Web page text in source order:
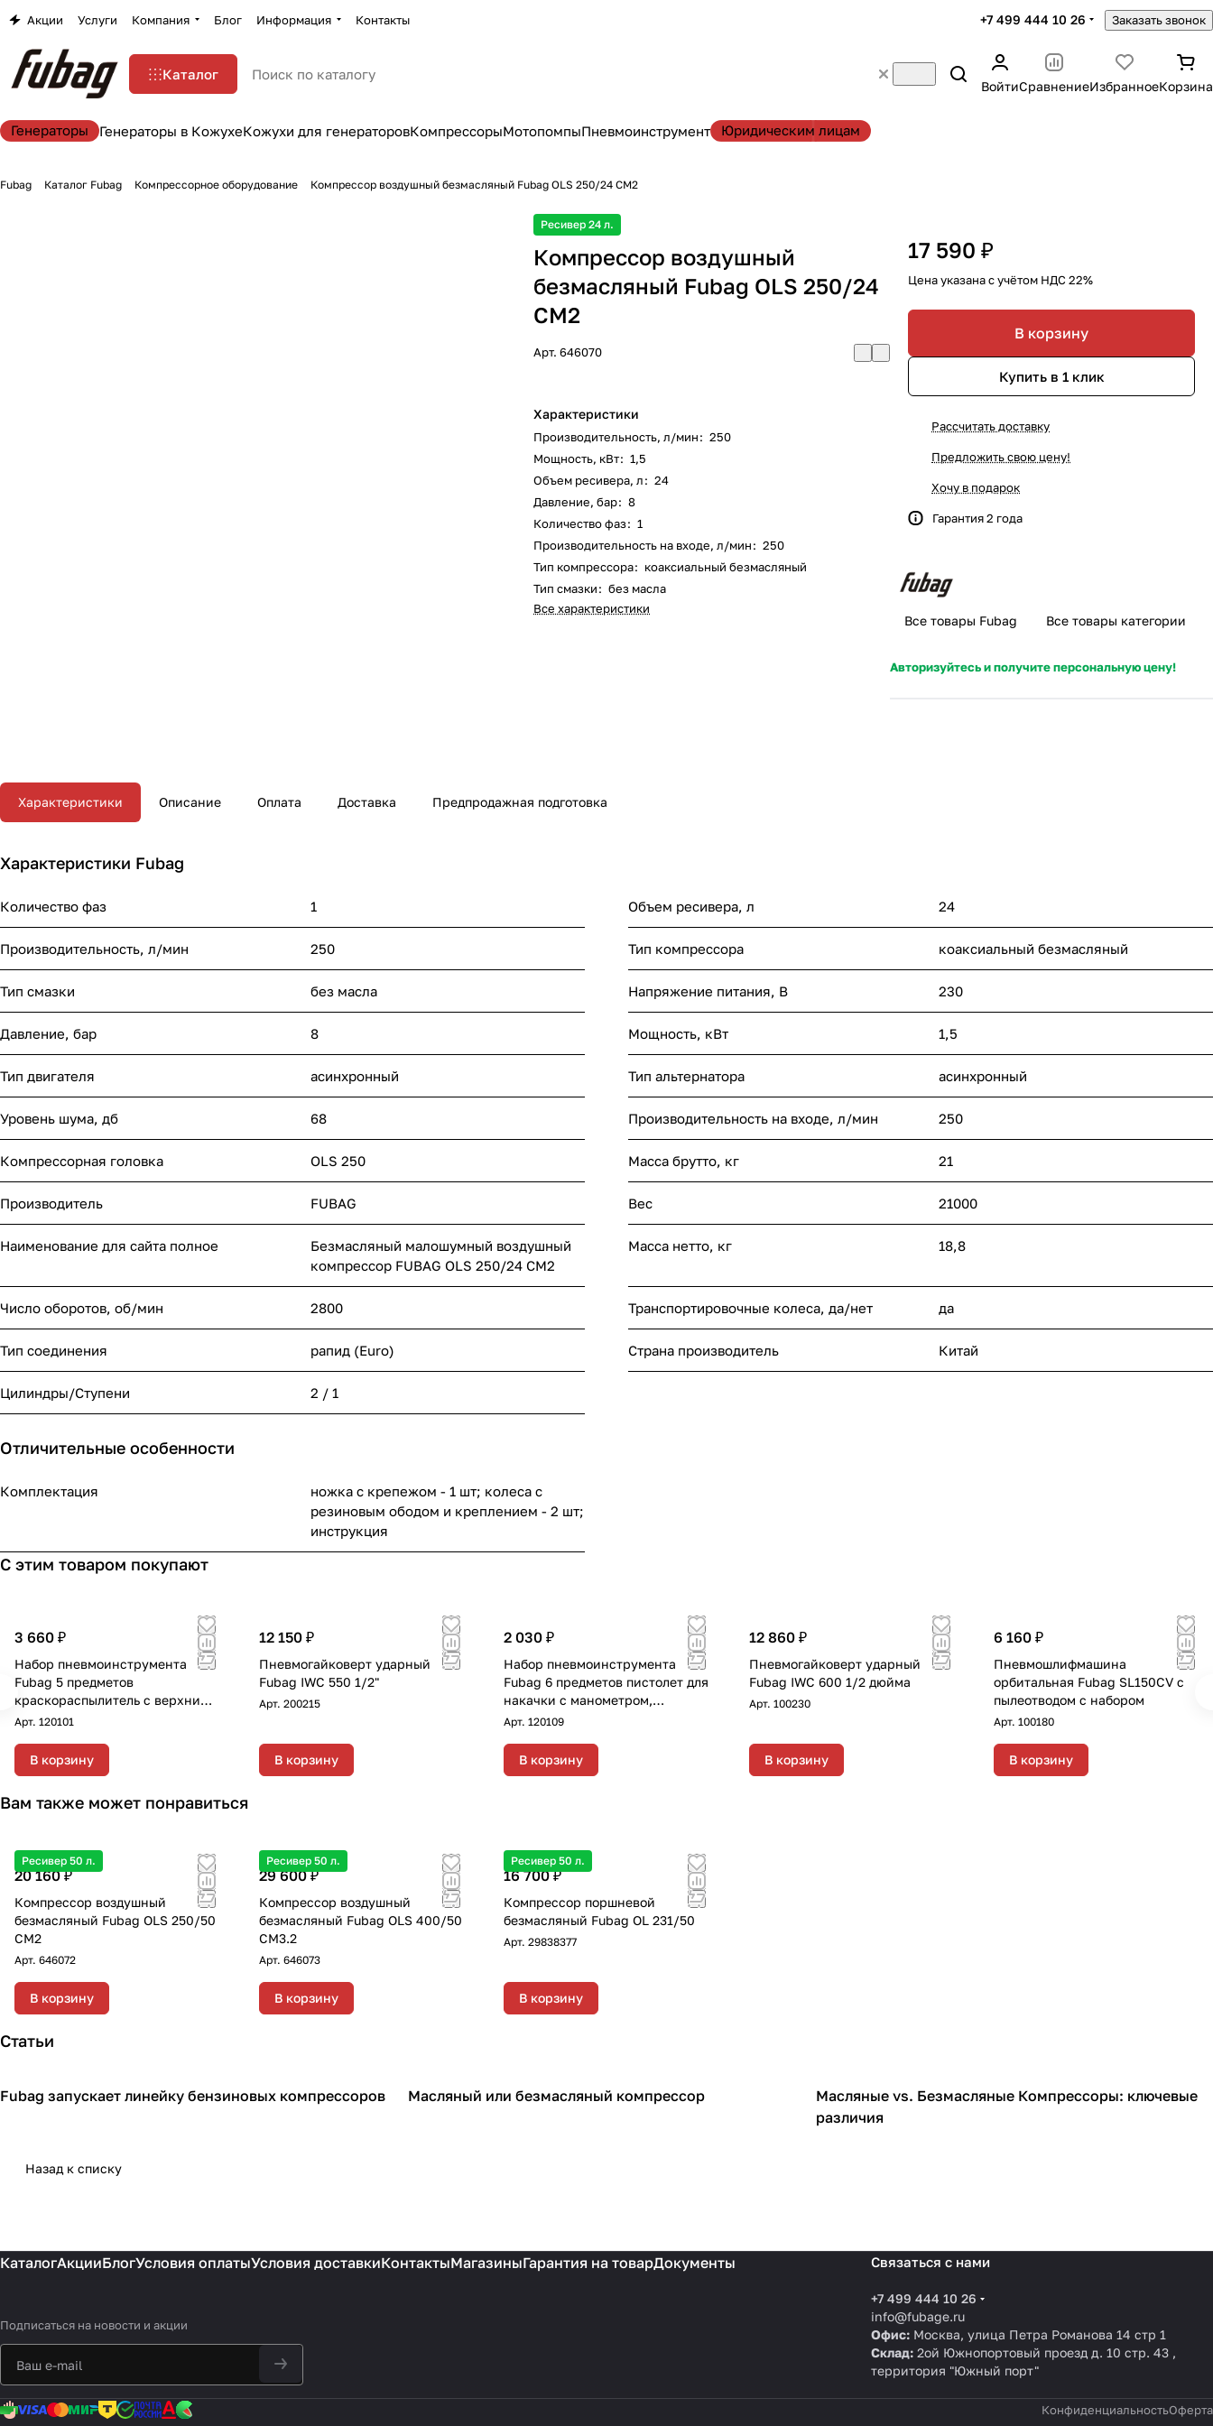
Акции Услуги Компания Блог Информация Контакты +7 499 444 10 26 Заказать звонок
Каталог
ВойтиСравнениеИзбранноеКорзина
Генераторы Генераторы в КожухеКожухи для генераторовКомпрессорыМотопомпыПневмоинструмент Юридическим лицам
Fubag Каталог Fubag Компрессорное оборудование Компрессор воздушный безмасляный Fubag OLS 250/24 CM2
Ресивер 24 л.
Компрессор воздушный
безмасляный Fubag OLS 250/24
CM2
Арт.646070
Характеристики
Производительность, л/мин: 250
Мощность, кВт: 1,5
Объем ресивера, л: 24
Давление, бар: 8
Количество фаз: 1
Производительность на входе, л/мин: 250
Тип компрессора: коаксиальный безмасляный
Тип смазки: без масла
Все характеристики
17 590 ₽
Цена указана с учётом НДС 22%
В корзину
Купить в 1 клик
Рассчитать доставку
Предложить свою цену!
Хочу в подарок
Гарантия 2 года
Все товары Fubag Все товары категории
Авторизуйтесь и получите персональную цену!
Характеристики Описание Оплата Доставка Предпродажная подготовка
Характеристики Fubag
Количество фаз 1 Объем ресивера, л 24
Производительность, л/мин 250 Тип компрессора коаксиальный безмасляный
Тип смазки без масла Напряжение питания, В 230
Давление, бар 8 Мощность, кВт 1,5
Тип двигателя асинхронный Тип альтернатора асинхронный
Уровень шума, дб 68 Производительность на входе, л/мин 250
Компрессорная головка OLS 250 Масса брутто, кг 21
Производитель FUBAG Вес 21000
Наименование для сайта полное
Безмасляный малошумный воздушный
компрессор FUBAG OLS 250/24 CM2
Масса нетто, кг 18,8
Число оборотов, об/мин 2800 Транспортировочные колеса, да/нет да
Тип соединения рапид (Euro) Страна производитель Китай
Цилиндры/Ступени 2 / 1
Отличительные особенности
Комплектация
ножка с крепежом - 1 шт; колеса с
резиновым ободом и креплением - 2 шт;
инструкция
С этим товаром покупают
3 660 ₽
Набор пневмоинструмента
Fubag 5 предметов
краскораспылитель с верхним
бачком
Арт. 120101
В корзину
12 150 ₽
Пневмогайковерт ударный
Fubag IWC 550 1/2"
Арт.200215
В корзину
2 030 ₽
Набор пневмоинструмента
Fubag 6 предметов пистолет для
накачки с манометром,
продувочный пистолет,
для накачки 3 шт
Арт.120109
В корзину
12 860 ₽
Пневмогайковерт ударный
Fubag IWC 600 1/2 дюйма
Арт. 100230
В корзину
6 160 ₽
Пневмошлифмашина
орбитальная Fubag SL150CV с
пылеотводом с набором
Арт. 100180
В корзину
Вам также может понравиться
Ресивер 50 л.
20 160 ₽
Компрессор воздушный
безмасляный Fubag OLS 250/50
CM2
Арт. 646072
В корзину
Ресивер 50 л.
29 600 ₽
Компрессор воздушный
безмасляный Fubag OLS 400/50
CM3.2
Арт.646073
В корзину
Ресивер 50 л.
16 700 ₽
Компрессор поршневой
безмасляный Fubag OL 231/50
Арт.29838377
В корзину
Статьи
Компрессоры
Fubag запускает линейку бензиновых компрессоров Компрессоры
Масляный или безмасляный компрессор Компрессоры
Масляные vs. Безмасляные Компрессоры: ключевые
различия
Назад к списку
КаталогАкцииБлогУсловия оплатыУсловия доставкиКонтактыМагазиныГарантия на товарДокументы
Подписаться на новости и акции
Связаться с нами
+7 499 444 10 26
info@fubage.ru
Офис:Москва, улица Петра Романова 14 стр 1
Склад:2ой Южнопортовый проезд д. 10 стр. 43 ,
территория "Южный порт"
КонфиденциальностьОферта